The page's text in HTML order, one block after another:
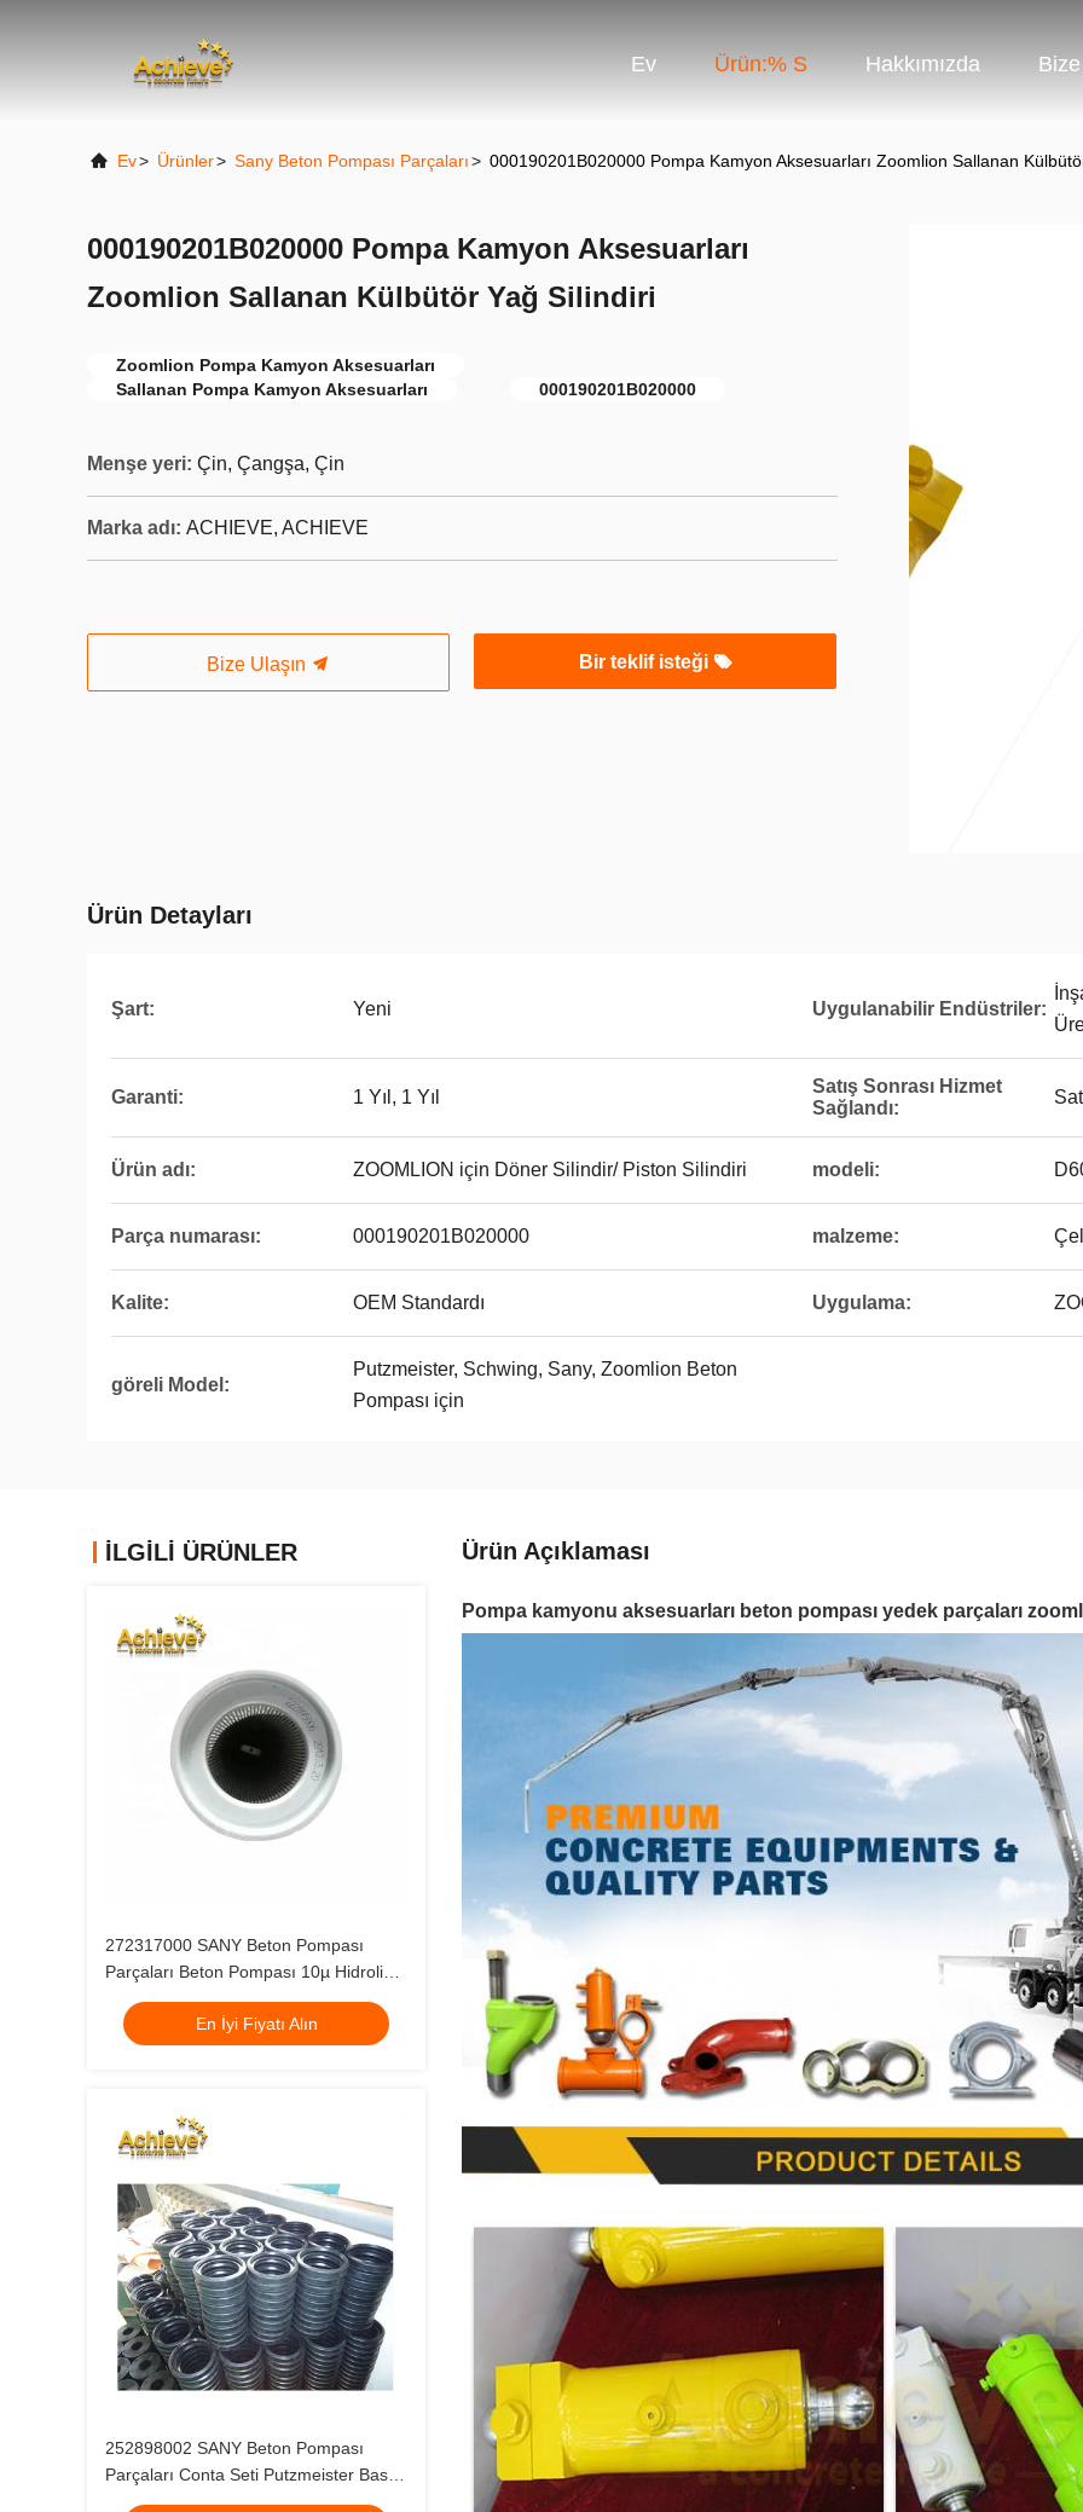
Ev Ürün:% S Hakkımızda
Ev> Ürünler> Sany Beton Pompası Parçaları> 000190201B020000 Pompa Kamyon Aksesuarları Zoomlion Sallanan
000190201B020000 Pompa Kamyon Aksesuarları
Zoomlion Sallanan Külbütör Yağ Silindiri
Zoomlion Pompa Kamyon Aksesuarları
Sallanan Pompa Kamyon Aksesuarları
000190201B020000
Menşe yeri: Çin, Çangşa, Çin
Marka adı: ACHIEVE, ACHIEVE
Bize Ulaşın Bir teklif isteği
Ürün Detayları
Şart: Yeni Uygulanabilir Endüstriler:
Garanti: 1 Yıl, 1 Yıl
Satış Sonrası Hizmet
Sağlandı:
Ürün adı: ZOOMLION için Döner Silindir/ Piston Silindiri modeli:
Parça numarası: 000190201B020000 malzeme:
Kalite: OEM Standardı Uygulama:
göreli Model:
Putzmeister, Schwing, Sany, Zoomlion Beton
Pompası için
İLGİLİ ÜRÜNLER
272317000 SANY Beton Pompası
Parçaları Beton Pompası 10µ Hidrolik
Yağ Hava Filtresi
En İyi Fiyatı Alın
252898002 SANY Beton Pompası
Parçaları Conta Seti Putzmeister Baskı
Halkası
Ürün Açıklaması
Pompa kamyonu aksesuarları beton pompası yedek parçaları